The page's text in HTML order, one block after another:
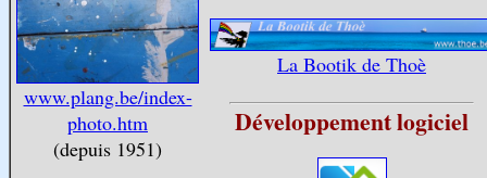
www.plang.be/index-
photo.htm
(depuis 1951)
La Bootik de Thoè
Développement logiciel